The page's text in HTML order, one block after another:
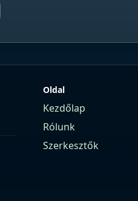
Oldal
Kezdőlap
Rólunk
Szerkesztők